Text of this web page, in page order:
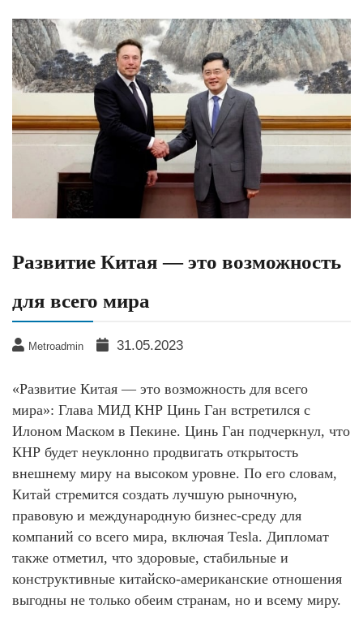
Развитие Китая — это возможность
для всего мира
Metroadmin 31.05.2023
«Развитие Китая — это возможность для всего
мира»: Глава МИД КНР Цинь Ган встретился с
Илоном Маском в Пекине. Цинь Ган подчеркнул, что
КНР будет неуклонно продвигать открытость
внешнему миру на высоком уровне. По его словам,
Китай стремится создать лучшую рыночную,
правовую и международную бизнес-среду для
компаний со всего мира, включая Tesla. Дипломат
также отметил, что здоровые, стабильные и
конструктивные китайско-американские отношения
выгодны не только обеим странам, но и всему миру.